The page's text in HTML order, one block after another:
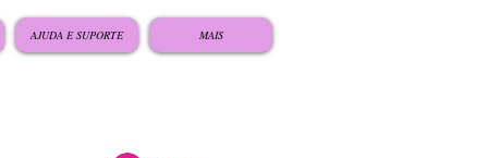
AJUDA E SUPORTE MAIS